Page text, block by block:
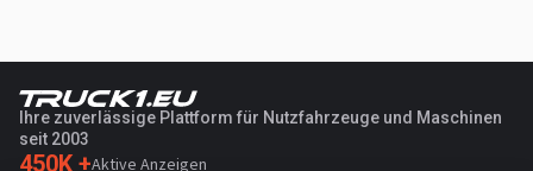
Ihre zuverlässige Plattform für Nutzfahrzeuge und Maschinen
seit 2003
450K +Aktive Anzeigen